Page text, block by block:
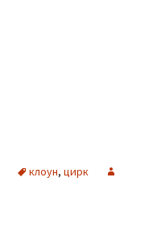
клоун, цирк